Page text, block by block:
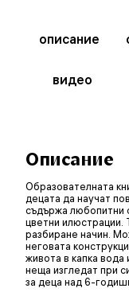
описание
видео
Описание
Образователната
децата да научат
съдържа любопитни
цветни илюстрации.
разбиране начин.
неговата
живота в капка вода
неща изгледат при
за деца над 6-